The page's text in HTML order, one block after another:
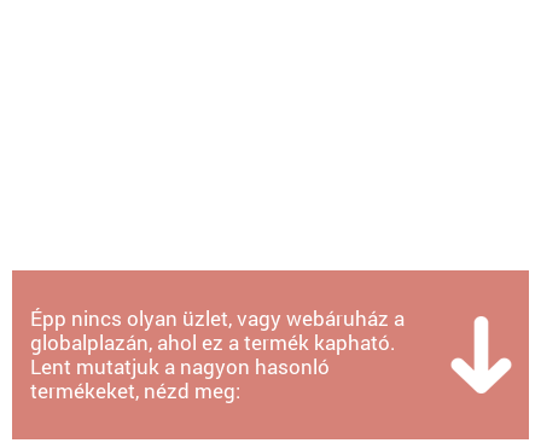
Épp nincs olyan üzlet, vagy webáruház a
globalplazán, ahol ez a termék kapható.
Lent mutatjuk a nagyon hasonló
termékeket, nézd meg: